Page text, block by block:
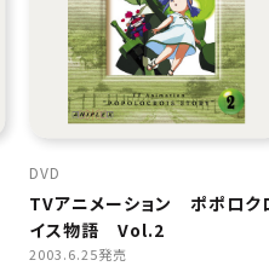
DVD
TVアニメーション ポポロク
イス物語 Vol.2
2003.6.25発売